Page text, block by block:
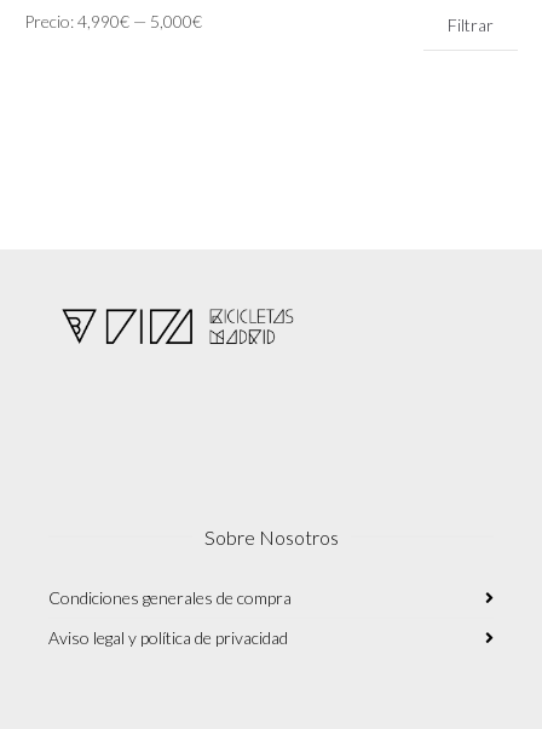
Precio
Precio
Filtrar
Precio:4,990€ — 5,000€
Sobre Nosotros
Condiciones generales de compra
Aviso legal y política de privacidad